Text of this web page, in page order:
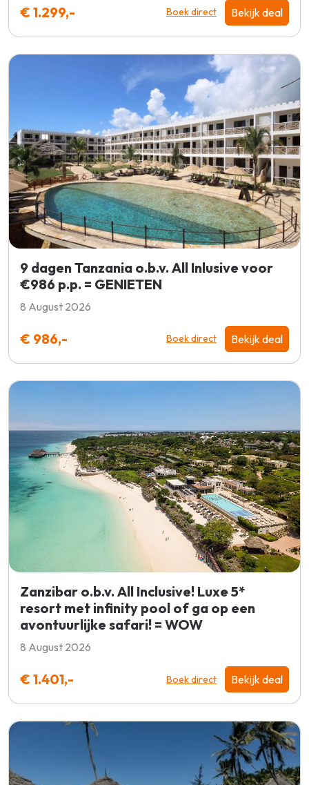
€ 1.299,- Boek direct Bekijk deal
9 dagen Tanzania o.b.v. All Inlusive voor
€986 p.p. = GENIETEN
8 August 2026
€ 986,- Boek direct Bekijk deal
Zanzibar o.b.v. All Inclusive! Luxe 5*
resort met infinity pool of ga op een
avontuurlijke safari! = WOW
8 August 2026
€ 1.401,- Boek direct Bekijk deal